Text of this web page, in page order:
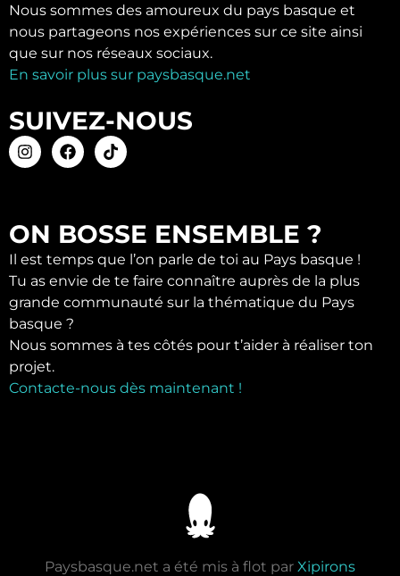
Nous sommes des amoureux du pays basque et
nous partageons nos expériences sur ce site ainsi
que sur nos réseaux sociaux.
En savoir plus sur paysbasque.net
SUIVEZ-NOUS
ON BOSSE ENSEMBLE ?
Il est temps que l’on parle de toi au Pays basque !
Tu as envie de te faire connaître auprès de la plus
grande communauté sur la thématique du Pays
basque ?
Nous sommes à tes côtés pour t’aider à réaliser ton
projet.
Contacte-nous dès maintenant !
Paysbasque.net a été mis à flot par Xipirons